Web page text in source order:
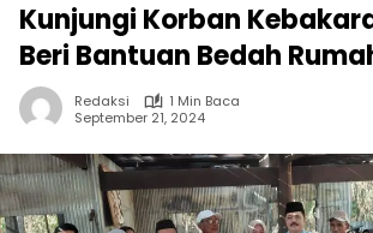
Kunjungi Korban
Beri Bantuan Bedah
Redaksi
1 Min Baca
September 21, 2024